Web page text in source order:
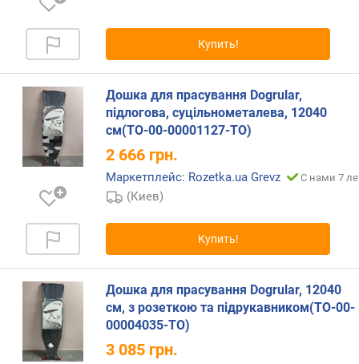
е
л
(
м
)
Купить!
Дошка для прасування Dogrular,
підлогова, суцільнометалева, 12040
см(TO-00-00001127-TO)
2 666 грн.
Маркетплейс: Rozetka.ua Grevz С нами 7
(Киев)
Купить!
Дошка для прасування Dogrular, 12040
см, з розеткою та підрукавником(TO-00-
00004035-TO)
3 085 грн.